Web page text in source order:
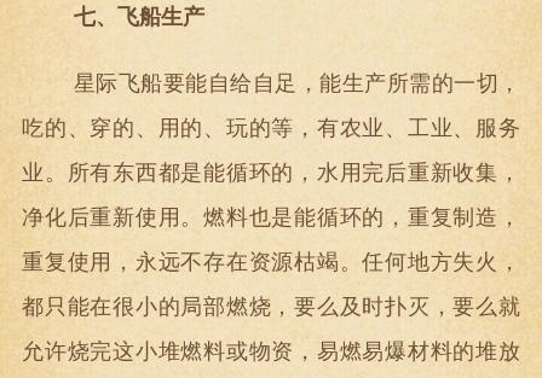
七、飞船生产
星际飞船要能自给自足，能生产所需的一切，
吃的、穿的、用的、玩的等，有农业、工业、服务
业。所有东西都是能循环的，水用完后重新收集，
净化后重新使用。燃料也是能循环的，重复制造，
重复使用，永远不存在资源枯竭。任何地方失火，
都只能在很小的局部燃烧，要么及时扑灭，要么就
允许烧完这小堆燃料或物资，易燃易爆材料的堆放